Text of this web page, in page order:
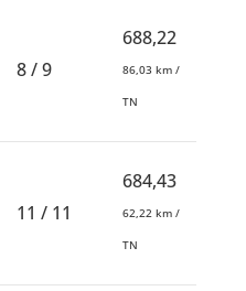
8 / 9
688,22
86,03 km /
TN
11 / 11
684,43
62,22 km /
TN